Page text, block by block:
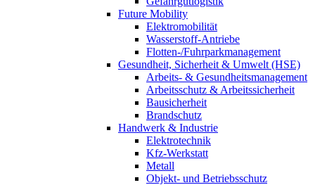
Future Mobility
Elektromobilität
Wasserstoff-Antriebe
Flotten-/Fuhrparkmanagement
Gesundheit, Sicherheit & Umwelt (HSE)
Arbeits- & Gesundheitsmanagement
Arbeitsschutz & Arbeitssicherheit
Bausicherheit
Brandschutz
Handwerk & Industrie
Elektrotechnik
Kfz-Werkstatt
Metall
Objekt- und Betriebsschutz